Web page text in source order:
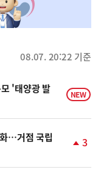
08.07. 20:22 기준
'태양광 발
NEW
…거점 국립
계
3